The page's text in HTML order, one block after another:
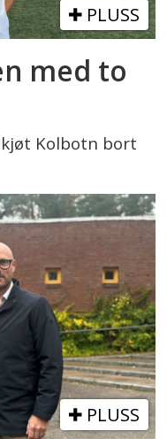
PLUSS
med to
Kolbotn bort
PLUSS